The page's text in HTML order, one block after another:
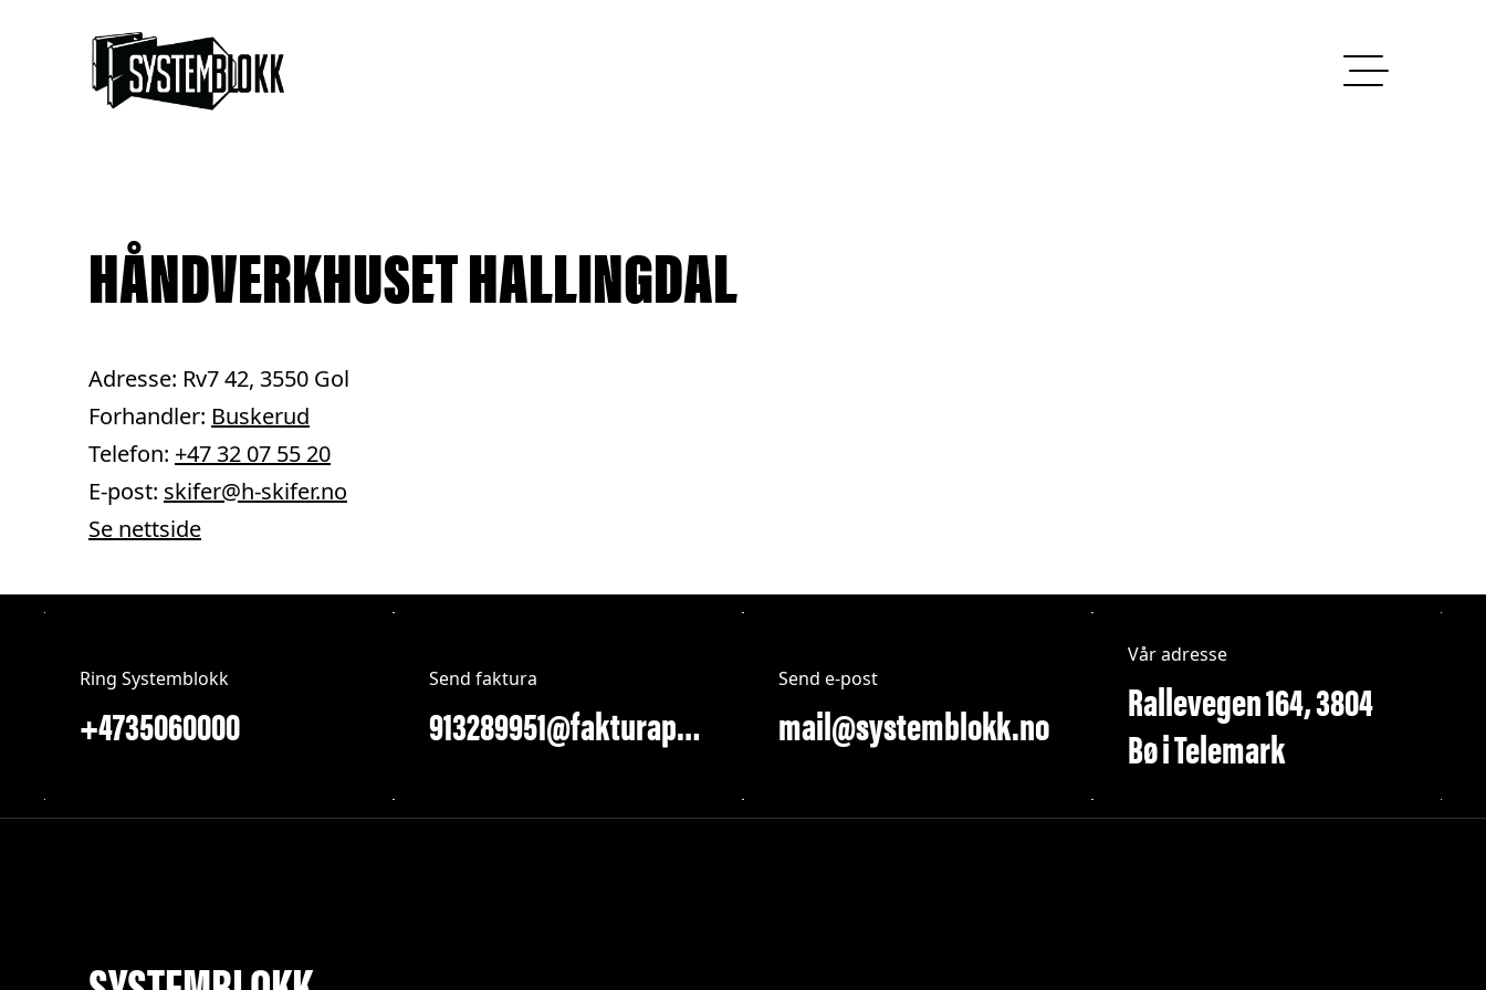
HÅNDVERKHUSET HALLINGDAL
Adresse: Rv7 42, 3550 Gol
Forhandler: Buskerud
Telefon: +47 32 07 55 20
E-post: skifer@h-skifer.no
Se nettside
Ring Systemblokk
+4735060000
Send faktura
913289951@fakturapost.no
Send e-post
mail@systemblokk.no
Vår adresse
Rallevegen 164, 3804
Bø i Telemark